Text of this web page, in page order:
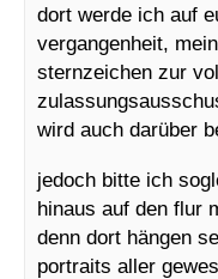
dort werde ich auf
vergangenheit,
sternzeichen zur
wird auch darüber
jedoch bitte ich
hinaus auf den flur
denn dort hängen
portraits aller